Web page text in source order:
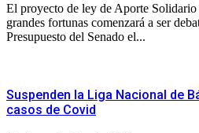
El proyecto de ley de Aporte
grandes fortunas comenzará a ser
Presupuesto del Senado el...
Suspenden la Liga Nacional de
casos de Covid